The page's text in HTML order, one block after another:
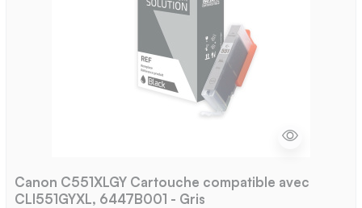
Canon C551XLGY Cartouche compatible avec
CLI551GYXL, 6447B001 - Gris